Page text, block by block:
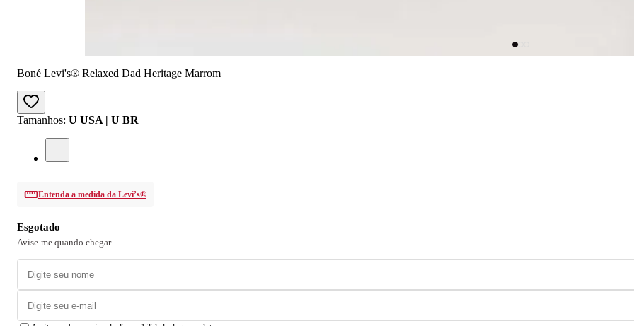
Boné Levi's® Relaxed Dad Heritage Marrom
Tamanhos: U USA | U BR
Entenda a medida da Levi’s®
Esgotado
Avise-me quando chegar